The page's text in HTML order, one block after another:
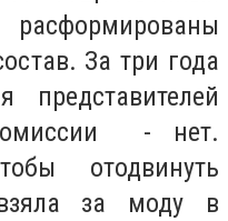
За три года
представителей
- нет.
отодвинуть
за моду в